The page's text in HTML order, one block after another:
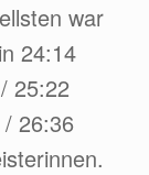
war
24:14
25:22
26:36